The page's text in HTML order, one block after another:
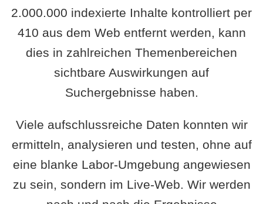
2.000.000 indexierte Inhalte kontrolliert per
410 aus dem Web entfernt werden, kann
dies in zahlreichen Themenbereichen
sichtbare Auswirkungen auf
Suchergebnisse haben.
Viele aufschlussreiche Daten konnten wir
ermitteln, analysieren und testen, ohne auf
eine blanke Labor-Umgebung angewiesen
zu sein, sondern im Live-Web. Wir werden